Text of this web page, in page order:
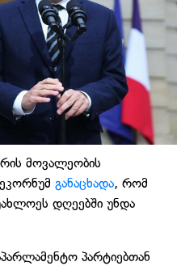
მოვალეობის
განაცხადა, რომ
დღეებში უნდა
პარტიებთან